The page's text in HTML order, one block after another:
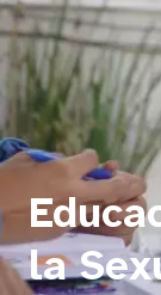
la